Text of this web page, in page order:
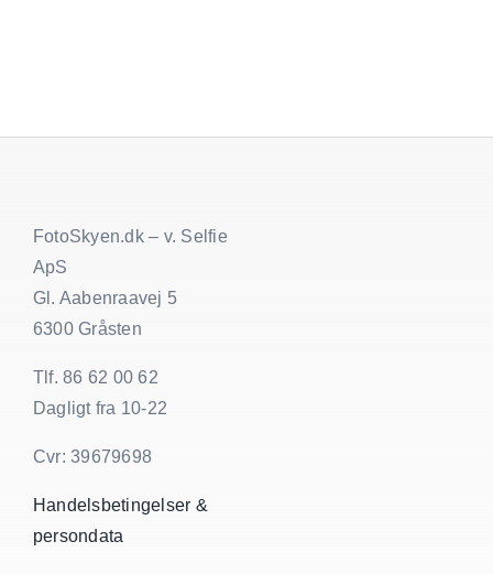
FotoSkyen.dk – v. Selfie
ApS
Gl. Aabenraavej 5
6300 Gråsten
Tlf. 86 62 00 62
Dagligt fra 10-22
Cvr: 39679698
Handelsbetingelser &
persondata